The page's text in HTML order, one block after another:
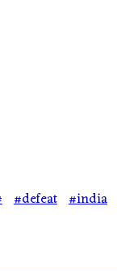
#defeat #india